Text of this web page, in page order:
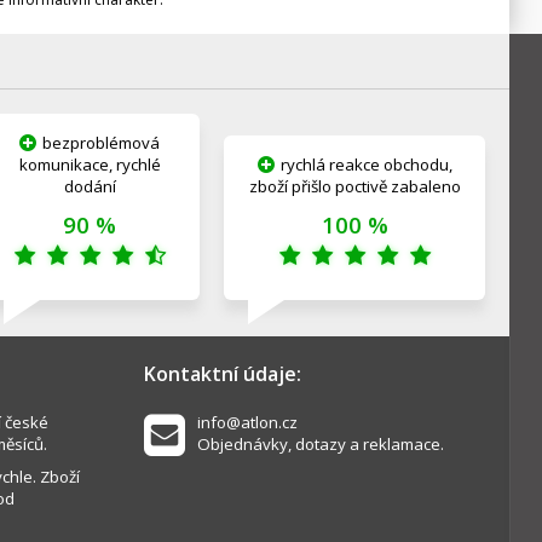
bezproblémová
komunikace, rychlé
dodání
90 %
rychlá reakce obchodu,
zboží přišlo poctivě zabaleno
100 %
české
Zboží
Kontaktní údaje:
info@atlon.cz
Objednávky, dotazy a reklamace.